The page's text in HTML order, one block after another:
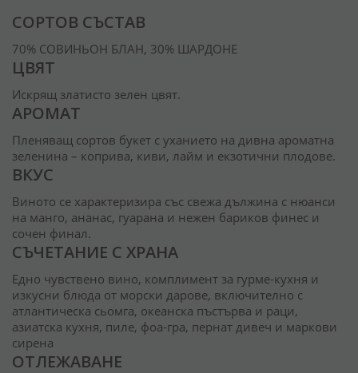
СОРТОВ СЪСТАВ
70% СОВИНЬОН БЛАН, 30% ШАРДОНЕ
ЦВЯТ
Искрящ златисто зелен цвят.
АРОМАТ
Пленяващ сортов букет с уханието на дивна ароматна
зеленина – коприва, киви, лайм и екзотични плодове.
ВКУС
Виното се характеризира със свежа дължина с нюанси
на манго, ананас, гуарана и нежен бариков финес и
сочен финал.
СЪЧЕТАНИЕ С ХРАНА
Едно чувствено вино, комплимент за гурме-кухня и
изкусни блюда от морски дарове, включително с
атлантическа сьомга, океанска пъстърва и раци,
азиатска кухня, пиле, фоа-гра, пернат дивеч и маркови
сирена
ОТЛЕЖАВАНЕ